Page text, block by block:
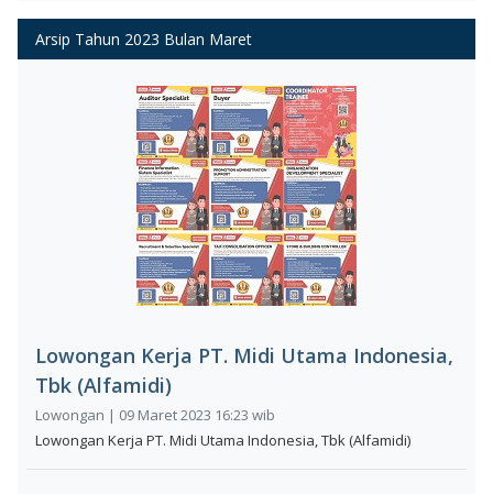
Arsip Tahun 2023 Bulan Maret
Lowongan Kerja PT. Midi Utama Indonesia,
Tbk (Alfamidi)
Lowongan | 09 Maret 2023 16:23 wib
Lowongan Kerja PT. Midi Utama Indonesia, Tbk (Alfamidi)